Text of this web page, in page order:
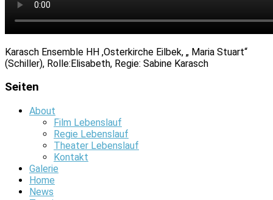
Karasch Ensemble HH ,Osterkirche Eilbek, „ Maria Stuart“
(Schiller), Rolle:Elisabeth, Regie: Sabine Karasch
Seiten
About
Film Lebenslauf
Regie Lebenslauf
Theater Lebenslauf
Kontakt
Galerie
Home
News